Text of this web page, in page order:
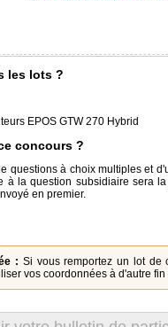
les lots ?
EPOS GTW 270 Hybrid
concours ?
questions à choix multiples et
à la question subsidiaire sera
en premier.
: Si vous remportez un lot de
vos coordonnées à d'autre